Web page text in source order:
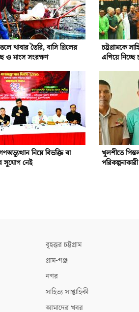
খাবার তৈরি, বাসি গ্রিলের
ও মাংস সংরক্ষণ
চট্টগ্রামকে
এগিয়ে নিচ্ছে
নিয়ে বিভক্তি বা
সুযোগ নেই
খুলশীতে
পরিকল্পনাকারী
বৃহত্তর চট্টগ্রাম
গ্রাম-গঞ্জ
নগর
সাহিত্য সাপ্তাহিকী
আমাদের খবর